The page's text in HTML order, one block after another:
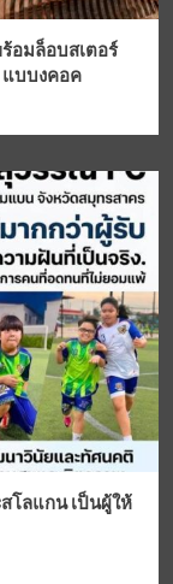
อมล็อบสเตอร์
แบบงคอค
โลแกน เป็นผู้ให้